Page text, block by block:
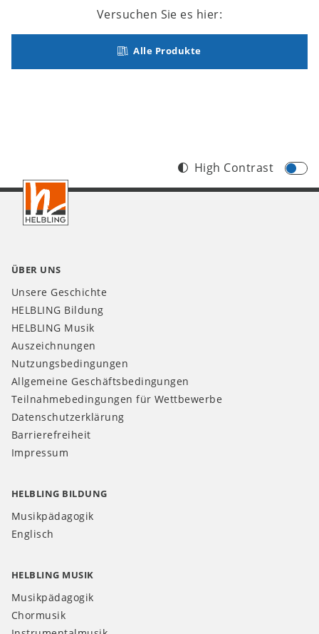
Versuchen Sie es hier:
Alle Produkte
Footer
DE
High Contrast
ÜBER UNS
Unsere Geschichte
HELBLING Bildung
HELBLING Musik
Auszeichnungen
Nutzungsbedingungen
Allgemeine Geschäftsbedingungen
Teilnahmebedingungen für Wettbewerbe
Datenschutzerklärung
Barrierefreiheit
Impressum
HELBLING BILDUNG
Musikpädagogik
Englisch
HELBLING MUSIK
Musikpädagogik
Chormusik